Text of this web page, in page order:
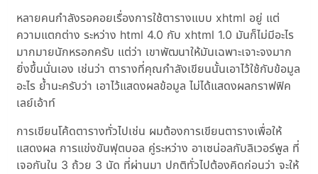
หลายคนกำลังรอคอยเรื่องการใช้ตารางแบบ xhtml อยู่ แต่
ความแตกต่าง ระหว่าง html 4.0 กับ xhtml 1.0 มันก็ไม่มีอะไร
มากมายนักหรอกครับ แต่ว่า เขาพัฒนาให้มันเฉพาะเจาะจงมาก
ยิ่งขึ้นนั่นเอง เช่นว่า ตารางที่คุณกำลังเขียนนั้นเอาไว้ใช้กับข้อมูล
อะไร ย้ำนะครับว่า เอาไว้แสดงผลข้อมูล ไม่ได้แสดงผลกราฟฟิค
เลย์เอ้าท์
การเขียนโค้ดตารางทั่วไปเช่น ผมต้องการเขียนตารางเพื่อให้
แสดงผล การแข่งขันฟุตบอล คู่ระหว่าง อาเซน่อลกับลิเวอร์พูล ที่
เจอกันใน 3 ถ้วย 3 นัด ที่ผ่านมา ปกติทั่วไปต้องคิดก่อนว่า จะให้